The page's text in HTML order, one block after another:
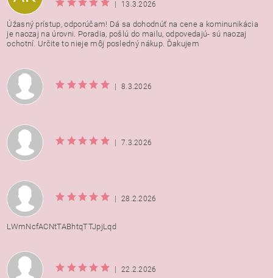
|
13.3.2026
Úžasný prístup, odporúčam! Dá sa dohodnúť na cene a kominunikácia
je naozaj na úrovni. Poradia, pošlú do mailu, odpovedajú- sú naozaj
ochotní. Určite to nieje môj posledný nákup. Ďakujem
| 8.3.2026
| 7.3.2026
| 28.2.2026
LWmNcfACNtTABhtqTTJpjLqd
| 22.2.2026